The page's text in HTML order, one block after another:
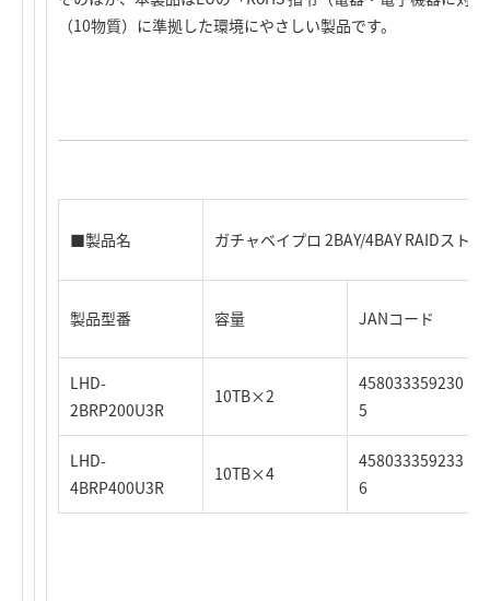
（10物質）に準拠した環境にやさしい製品です。
■製品名 ガチャベイプロ 2BAY/4BAY RAIDスト
製品型番 容量 JANコード
LHD-
2BRP200U3R
10TB×2
458033359230
5
LHD-
4BRP400U3R
10TB×4
458033359233
6